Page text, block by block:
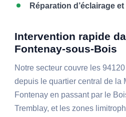
Réparation d’éclairage et
Intervention rapide
Fontenay-sous-Bois
Notre secteur couvre les
depuis le quartier central de la
Fontenay en passant par le
Tremblay, et les zones